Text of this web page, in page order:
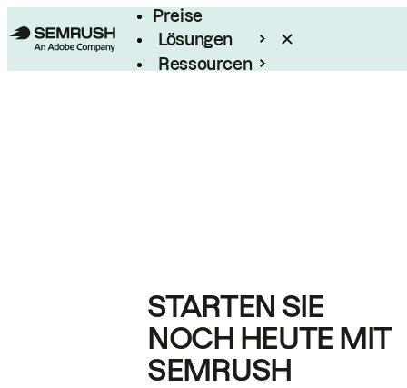
Preise
Lösungen
Ressourcen
STARTEN SIE
NOCH HEUTE MIT
SEMRUSH